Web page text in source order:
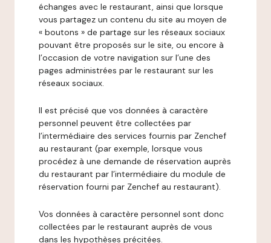
échanges avec le restaurant, ainsi que lorsque
vous partagez un contenu du site au moyen de
« boutons » de partage sur les réseaux sociaux
pouvant être proposés sur le site, ou encore à
l’occasion de votre navigation sur l’une des
pages administrées par le restaurant sur les
réseaux sociaux.
Il est précisé que vos données à caractère
personnel peuvent être collectées par
l’intermédiaire des services fournis par Zenchef
au restaurant (par exemple, lorsque vous
procédez à une demande de réservation auprès
du restaurant par l’intermédiaire du module de
réservation fourni par Zenchef au restaurant).
Vos données à caractère personnel sont donc
collectées par le restaurant auprès de vous
dans les hypothèses précitées.